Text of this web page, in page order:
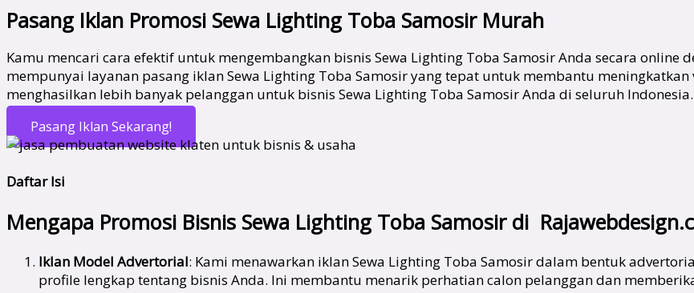
Pasang Iklan Promosi Sewa Lighting Toba Samosir Murah
Kamu mencari cara efektif untuk mengembangkan bisnis Sewa Lighting Toba Samosir Anda secara online
mempunyai layanan pasang iklan Sewa Lighting Toba Samosir yang tepat untuk membantu
menghasilkan lebih banyak pelanggan untuk bisnis Sewa Lighting Toba Samosir Anda di seluruh Indonesia.
Pasang Iklan Sekarang!
Daftar Isi
Mengapa Promosi Bisnis Sewa Lighting Toba Samosir di
Iklan Model Advertorial: Kami menawarkan iklan Sewa Lighting Toba Samosir dalam bentuk
profile lengkap tentang bisnis Anda. Ini membantu menarik perhatian calon pelanggan dan